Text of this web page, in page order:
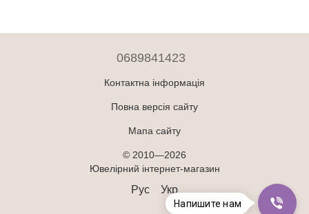
0689841423
Контактна інформація
Повна версія сайту
Мапа сайту
© 2010—2026
Ювелірний інтернет-магазин
Рус Укр
Напишите нам